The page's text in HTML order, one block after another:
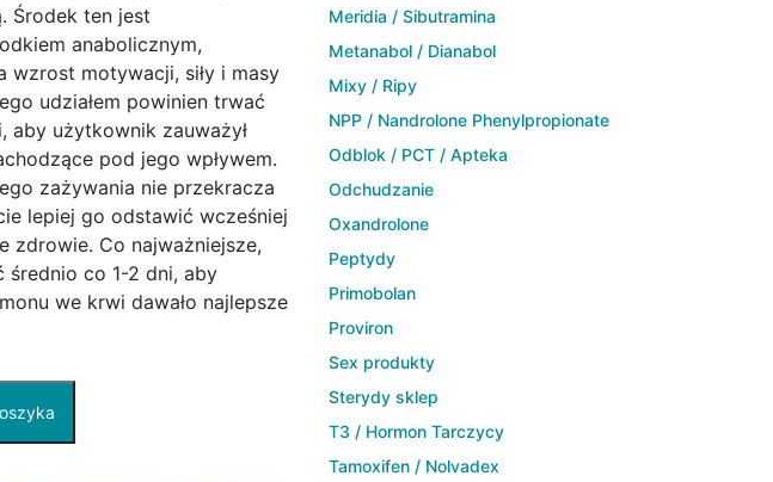
Środek ten jest
anabolicznym,
wzrost motywacji, siły i masy
udziałem powinien trwać
aby użytkownik zauważył
pod jego wpływem.
zażywania nie przekracza
lepiej go odstawić wcześniej
zdrowie. Co najważniejsze,
średnio co 1-2 dni, aby
we krwi dawało najlepsze
Meridia / Sibutramina
Metanabol / Dianabol
Mixy / Ripy
NPP / Nandrolone Phenylpropionate
Odblok / PCT / Apteka
Odchudzanie
Oxandrolone
Peptydy
Primobolan
Proviron
Sex produkty
Sterydy sklep
T3 / Hormon Tarczycy
Tamoxifen / Nolvadex